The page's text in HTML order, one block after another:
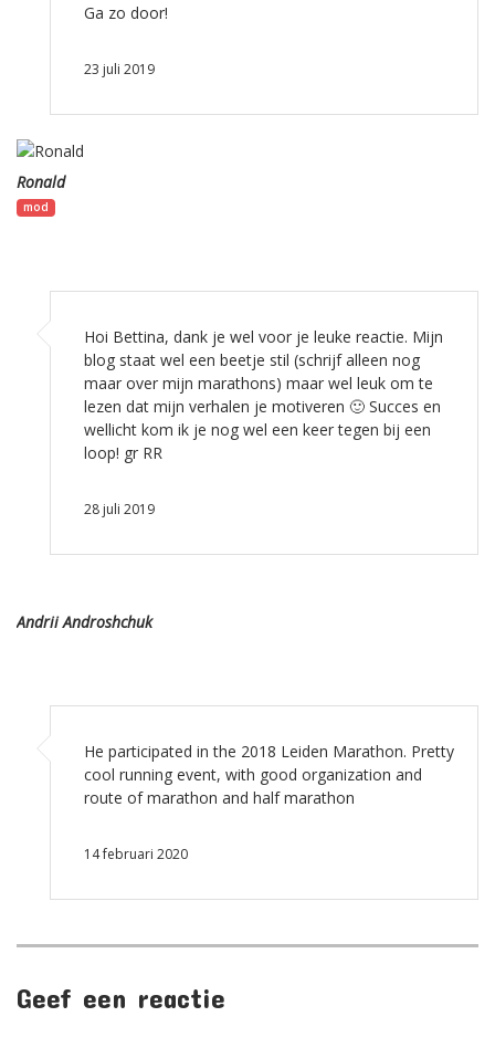
Ga zo door!
23 juli 2019
Ronald
mod
Hoi Bettina, dank je wel voor je leuke reactie. Mijn
blog staat wel een beetje stil (schrijf alleen nog
maar over mijn marathons) maar wel leuk om te
lezen dat mijn verhalen je motiveren 🙂 Succes en
wellicht kom ik je nog wel een keer tegen bij een
loop! gr RR
28 juli 2019
Andrii Androshchuk
He participated in the 2018 Leiden Marathon. Pretty
cool running event, with good organization and
route of marathon and half marathon
14 februari 2020
Geef een reactie